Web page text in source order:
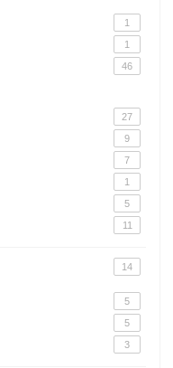
1
1
46
27
9
7
1
5
11
14
5
5
3